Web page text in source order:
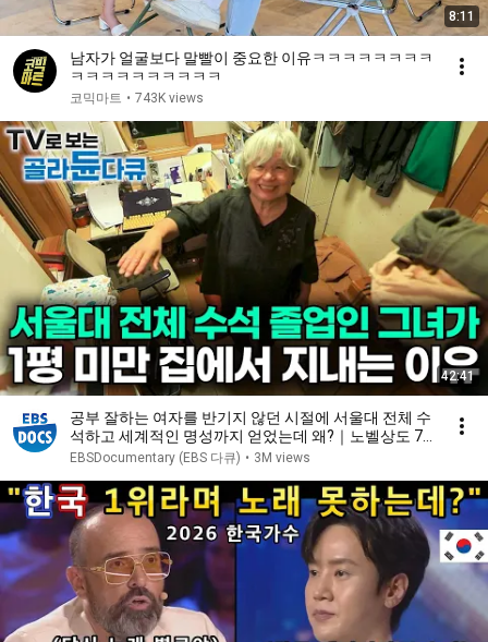
8:11
남자가 얼굴보다 말빨이 중요한 이유ㅋㅋㅋㅋㅋㅋㅋㅋ
ㅋㅋㅋㅋㅋㅋㅋㅋㅋㅋ
코믹마트 • 743K views
42:41
공부 잘하는 여자를 반기지 않던 시절에 서울대 전체 수
석하고 세계적인 명성까지 얻었는데 왜?｜노벨상도 7
성급 호텔도 부럽지 않은 어느 학자의 품격｜여백서원
EBSDocumentary (EBS 다큐) • 3M views